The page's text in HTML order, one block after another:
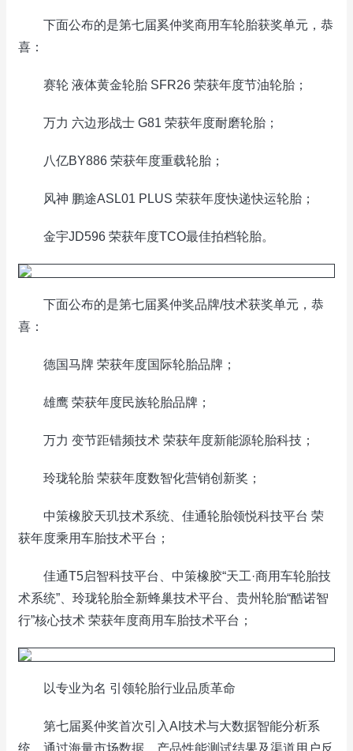
下面公布的是第七届奚仲奖商用车轮胎获奖单元，恭
喜：
赛轮 液体黄金轮胎 SFR26 荣获年度节油轮胎；
万力 六边形战士 G81 荣获年度耐磨轮胎；
八亿BY886 荣获年度重载轮胎；
风神 鹏途ASL01 PLUS 荣获年度快递快运轮胎；
金宇JD596 荣获年度TCO最佳拍档轮胎。
下面公布的是第七届奚仲奖品牌/技术获奖单元，恭
喜：
德国马牌 荣获年度国际轮胎品牌；
雄鹰 荣获年度民族轮胎品牌；
万力 变节距错频技术 荣获年度新能源轮胎科技；
玲珑轮胎 荣获年度数智化营销创新奖；
中策橡胶天玑技术系统、佳通轮胎领悦科技平台 荣
获年度乘用车胎技术平台；
佳通T5启智科技平台、中策橡胶“天工·商用车轮胎技
术系统”、玲珑轮胎全新蜂巢技术平台、贵州轮胎“酷诺智
行”核心技术 荣获年度商用车胎技术平台；
以专业为名 引领轮胎行业品质革命
第七届奚仲奖首次引入AI技术与大数据智能分析系
统，通过海量市场数据、产品性能测试结果及渠道用户反